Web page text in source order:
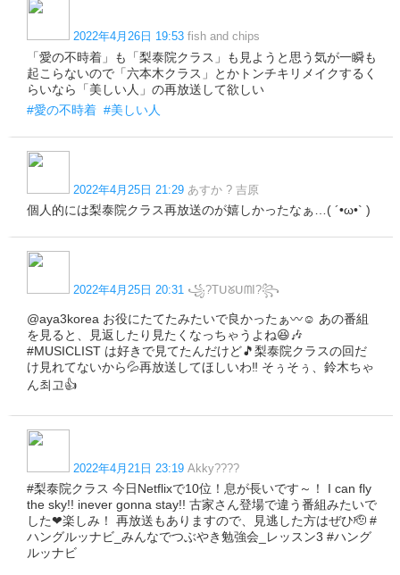
2022年4月26日 19:53 fish and chips
「愛の不時着」も「梨泰院クラス」も見ようと思う気が一瞬も
起こらないので「六本木クラス」とかトンチキリメイクするく
らいなら「美しい人」の再放送して欲しい
#愛の不時着 #美しい人
2022年4月25日 21:29 あすか ? 吉原
個人的には梨泰院クラス再放送のが嬉しかったなぁ…( ´•ω•` )
2022年4月25日 20:31 ꧁?TᑌᘜᑌᗰI?꧂
@aya3korea お役にたてたみたいで良かったぁ〰️☺️ あの番組
を見ると、見返したり見たくなっちゃうよね😆🎶
#MUSICLIST は好きで見てたんだけど🎵梨泰院クラスの回だ
け見れてないから💦再放送してほしいわ‼️ そぅそぅ、鈴木ちゃ
ん최고👍
2022年4月21日 23:19 Akky????
#梨泰院クラス 今日Netflixで10位！息が長いです～！ I can fly
the sky!! inever gonna stay!! 古家さん登場で違う番組みたいで
した❤楽しみ！ 再放送もありますので、見逃した方はぜひ🫡 #
ハングルッナビ_みんなでつぶやき勉強会_レッスン3 #ハング
ルッナビ